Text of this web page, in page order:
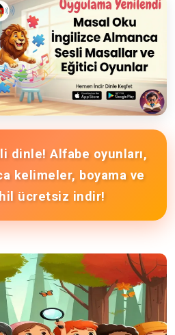
dinle! Alfabe oyunları,
kelimeler, boyama ve
ücretsiz indir!